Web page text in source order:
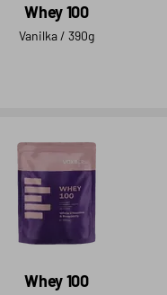
Whey 100
Vanilka / 390g
Whey 100